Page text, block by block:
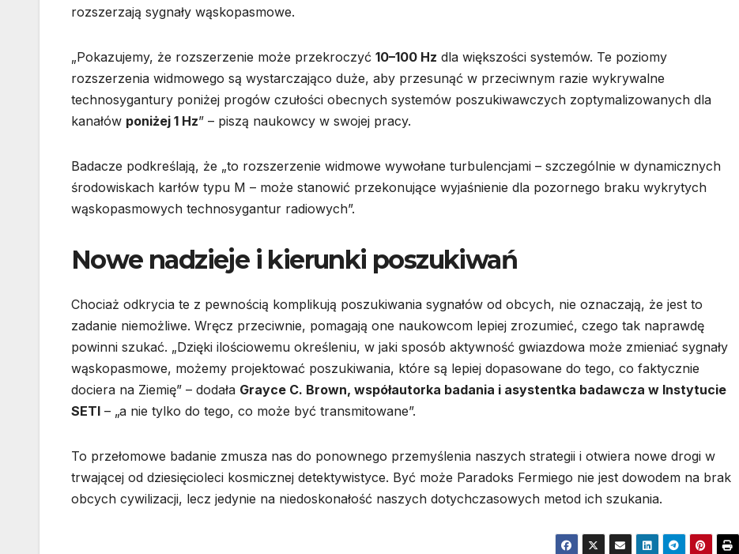
rozszerzają sygnały wąskopasmowe.
„Pokazujemy, że rozszerzenie może przekroczyć 10–100 Hz dla większości systemów. Te poziomy
rozszerzenia widmowego są wystarczająco duże, aby przesunąć w przeciwnym razie wykrywalne
technosygantury poniżej progów czułości obecnych systemów poszukiwawczych zoptymalizowanych dla
kanałów poniżej 1 Hz” – piszą naukowcy w swojej pracy.
Badacze podkreślają, że „to rozszerzenie widmowe wywołane turbulencjami – szczególnie w dynamicznych
środowiskach karłów typu M – może stanowić przekonujące wyjaśnienie dla pozornego braku wykrytych
wąskopasmowych technosygantur radiowych”.
Nowe nadzieje i kierunki poszukiwań
Chociaż odkrycia te z pewnością komplikują poszukiwania sygnałów od obcych, nie oznaczają, że jest to
zadanie niemożliwe. Wręcz przeciwnie, pomagają one naukowcom lepiej zrozumieć, czego tak naprawdę
powinni szukać. „Dzięki ilościowemu określeniu, w jaki sposób aktywność gwiazdowa może zmieniać sygnały
wąskopasmowe, możemy projektować poszukiwania, które są lepiej dopasowane do tego, co faktycznie
dociera na Ziemię” – dodała Grayce C. Brown, współautorka badania i asystentka badawcza w Instytucie
SETI – „a nie tylko do tego, co może być transmitowane”.
To przełomowe badanie zmusza nas do ponownego przemyślenia naszych strategii i otwiera nowe drogi w
trwającej od dziesięcioleci kosmicznej detektywistyce. Być może Paradoks Fermiego nie jest dowodem na brak
obcych cywilizacji, lecz jedynie na niedoskonałość naszych dotychczasowych metod ich szukania.